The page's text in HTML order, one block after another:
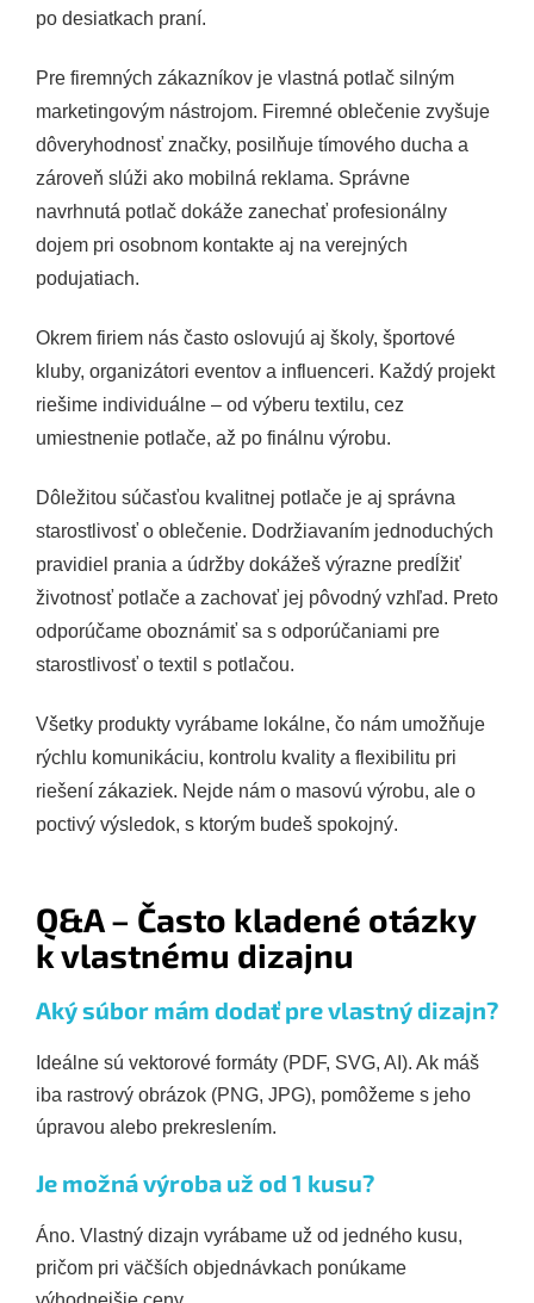
po desiatkach praní.
Pre firemných zákazníkov je vlastná potlač silným
marketingovým nástrojom. Firemné oblečenie zvyšuje
dôveryhodnosť značky, posilňuje tímového ducha a
zároveň slúži ako mobilná reklama. Správne
navrhnutá potlač dokáže zanechať profesionálny
dojem pri osobnom kontakte aj na verejných
podujatiach.
Okrem firiem nás často oslovujú aj školy, športové
kluby, organizátori eventov a influenceri. Každý projekt
riešime individuálne – od výberu textilu, cez
umiestnenie potlače, až po finálnu výrobu.
Dôležitou súčasťou kvalitnej potlače je aj správna
starostlivosť o oblečenie. Dodržiavaním jednoduchých
pravidiel prania a údržby dokážeš výrazne predĺžiť
životnosť potlače a zachovať jej pôvodný vzhľad. Preto
odporúčame oboznámiť sa s odporúčaniami pre
starostlivosť o textil s potlačou.
Všetky produkty vyrábame lokálne, čo nám umožňuje
rýchlu komunikáciu, kontrolu kvality a flexibilitu pri
riešení zákaziek. Nejde nám o masovú výrobu, ale o
poctivý výsledok, s ktorým budeš spokojný.
Q&A – Často kladené otázky
k vlastnému dizajnu
Aký súbor mám dodať pre vlastný dizajn?
Ideálne sú vektorové formáty (PDF, SVG, AI). Ak máš
iba rastrový obrázok (PNG, JPG), pomôžeme s jeho
úpravou alebo prekreslením.
Je možná výroba už od 1 kusu?
Áno. Vlastný dizajn vyrábame už od jedného kusu,
pričom pri väčších objednávkach ponúkame